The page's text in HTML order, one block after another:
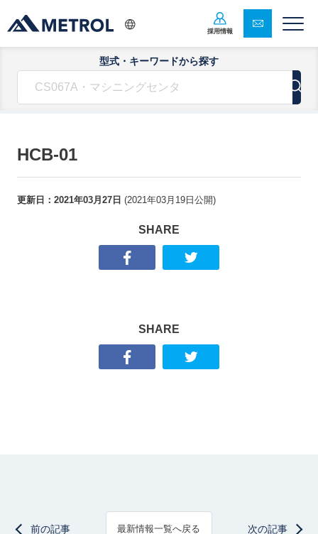
採用情報
型式・キーワードから探す
HCB-01
更新日： 2021年03月27日 (2021年03月19日 公開)
SHARE
SHARE
前の記事 最新情報一覧へ戻る 次の記事